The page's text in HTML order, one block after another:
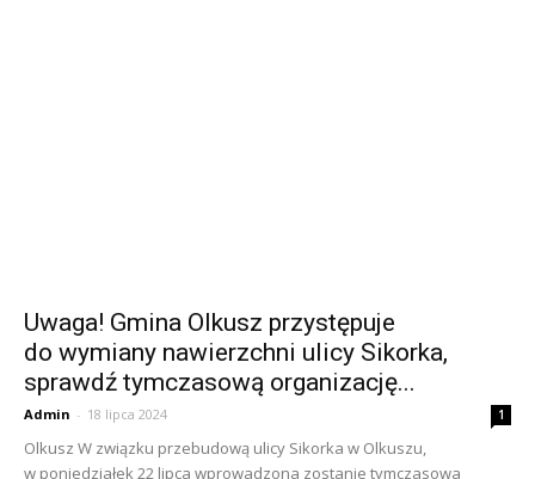
Uwaga! Gmina Olkusz przystępuje
do wymiany nawierzchni ulicy Sikorka,
sprawdź tymczasową organizację...
Admin - 18 lipca 2024 1
Olkusz W związku przebudową ulicy Sikorka w Olkuszu,
w poniedziałek 22 lipca wprowadzona zostanie tymczasowa